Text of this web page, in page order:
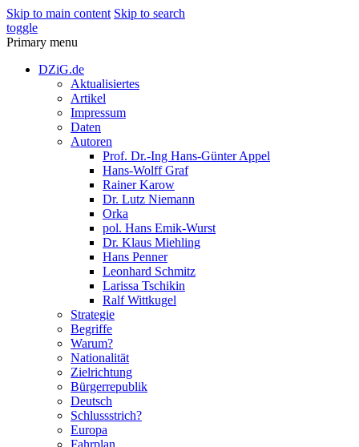
Skip to main content Skip to search
toggle
Primary menu
DZiG.de
Aktualisiertes
Artikel
Impressum
Daten
Autoren
Prof. Dr.-Ing Hans-Günter Appel
Hans-Wolff Graf
Rainer Karow
Dr. Lutz Niemann
Orka
pol. Hans Emik-Wurst
Dr. Klaus Miehling
Hans Penner
Leonhard Schmitz
Larissa Tschikin
Ralf Wittkugel
Strategie
Begriffe
Warum?
Nationalität
Zielrichtung
Bürgerrepublik
Deutsch
Schlussstrich?
Europa
Fahrplan